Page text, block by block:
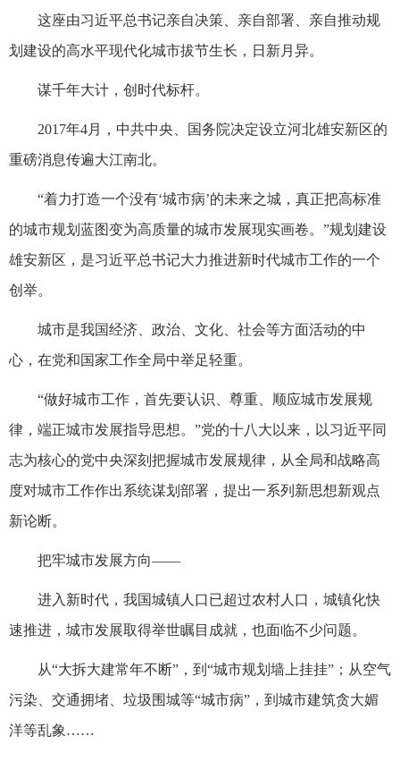
这座由习近平总书记亲自决策、亲自部署、亲自推动规
划建设的高水平现代化城市拔节生长，日新月异。
谋千年大计，创时代标杆。
2017年4月，中共中央、国务院决定设立河北雄安新区的
重磅消息传遍大江南北。
“着力打造一个没有‘城市病’的未来之城，真正把高标准
的城市规划蓝图变为高质量的城市发展现实画卷。”规划建设
雄安新区，是习近平总书记大力推进新时代城市工作的一个
创举。
城市是我国经济、政治、文化、社会等方面活动的中
心，在党和国家工作全局中举足轻重。
“做好城市工作，首先要认识、尊重、顺应城市发展规
律，端正城市发展指导思想。”党的十八大以来，以习近平同
志为核心的党中央深刻把握城市发展规律，从全局和战略高
度对城市工作作出系统谋划部署，提出一系列新思想新观点
新论断。
把牢城市发展方向——
进入新时代，我国城镇人口已超过农村人口，城镇化快
速推进，城市发展取得举世瞩目成就，也面临不少问题。
从“大拆大建常年不断”，到“城市规划墙上挂挂”；从空气
污染、交通拥堵、垃圾围城等“城市病”，到城市建筑贪大媚
洋等乱象……